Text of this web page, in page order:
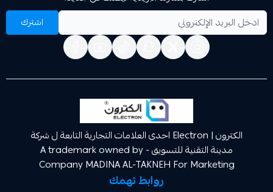
الكترون | Electron احدى العلامات التجارية التابعة ل شركة
مدينة التقنية للتسويق A trademark owned by -
Company MADINA AL-TAKNEH For
روابط تهمك